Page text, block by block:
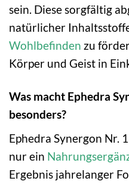
sein. Diese sorgfältig
natürlicher
Wohlbefinden zu
Körper und Geist in
Was macht Ephedra
besonders?
Ephedra Synergon Nr.
nur ein
Ergebnis jahrelanger